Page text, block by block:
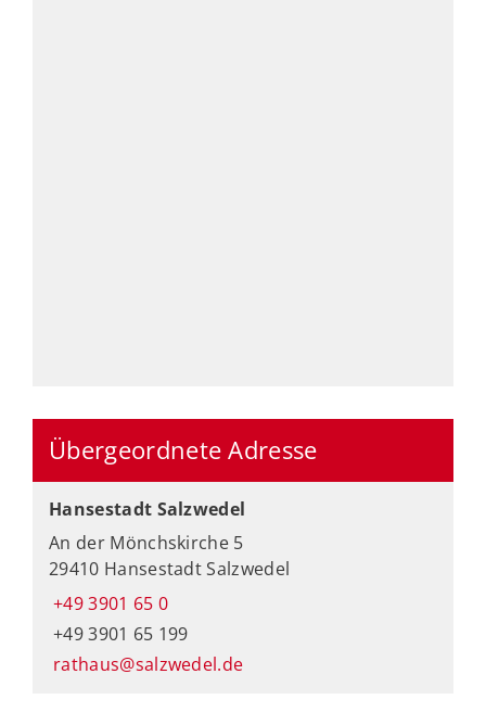
Übergeordnete Adresse
Hansestadt Salzwedel
An der Mönchskirche 5
29410 Hansestadt Salzwedel
+49 3901 65 0
+49 3901 65 199
rathaus@salzwedel.de